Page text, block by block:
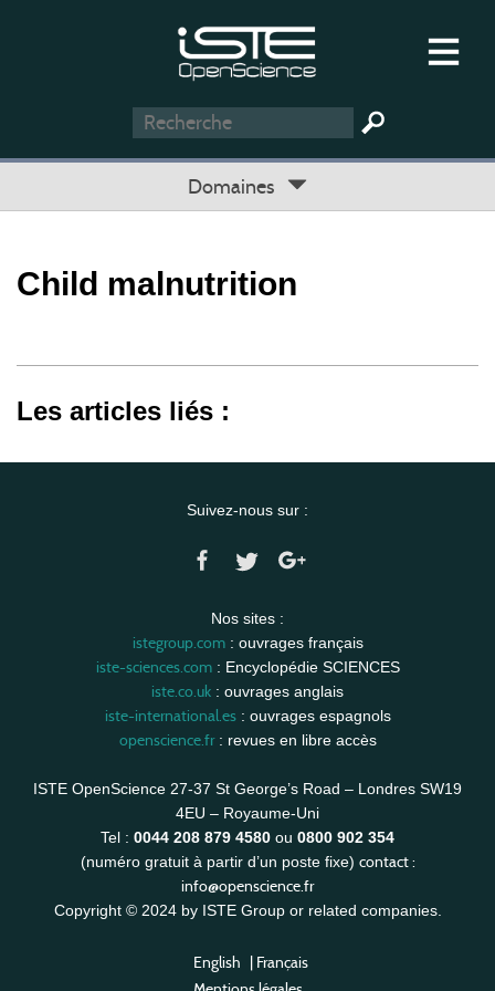
Domaines
Child malnutrition
Les articles liés :
Suivez-nous sur :
Nos sites :
istegroup.com: ouvrages français
iste-sciences.com: Encyclopédie SCIENCES
iste.co.uk : ouvrages anglais
iste-international.es: ouvrages espagnols
openscience.fr: revues en libre accès
ISTE OpenScience 27-37 St George’s Road – Londres SW19
4EU – Royaume-Uni
Tel : 0044 208 879 4580 ou 0800 902 354
(numéro gratuit à partir d’un poste fixe) contact :
info@openscience.fr
Copyright © 2024 by ISTE Group or related companies.
English | Français